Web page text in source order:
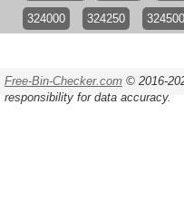
324000 324250 324500
Free-Bin-Checker.com © 2016-
responsibility for data accuracy.